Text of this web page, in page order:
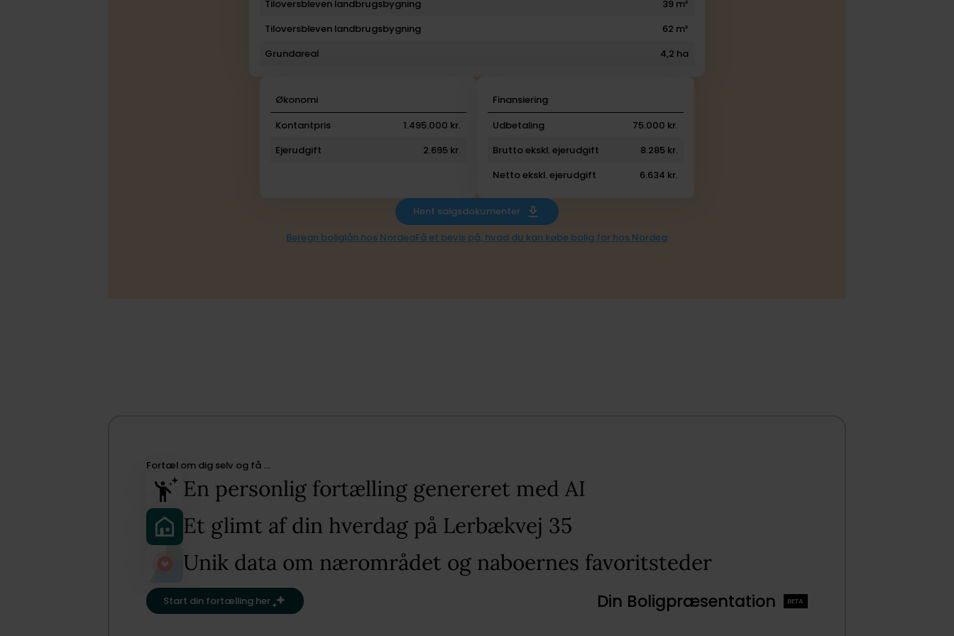
Tiloversbleven landbrugsbygning
39 m²
Tiloversbleven landbrugsbygning
62 m²
Grundareal
4,2 ha
Økonomi
Kontantpris
1.495.000 kr.
Ejerudgift
2.695 kr.
Finansiering
Udbetaling
75.000 kr.
Brutto ekskl. ejerudgift
8.285 kr.
Netto ekskl. ejerudgift
6.634 kr.
Hent salgsdokumenter
Beregn boliglån hos NordeaFå et bevis på, hvad du kan købe bolig for hos Nordea
Fortæl om dig selv og få …​
En personlig fortælling genereret med AI​
Et glimt af din hverdag på Lerbækvej 35​
Unik data om nærområdet og naboernes favoritsteder​
Start din fortælling her Din Boligpræsentation BETA